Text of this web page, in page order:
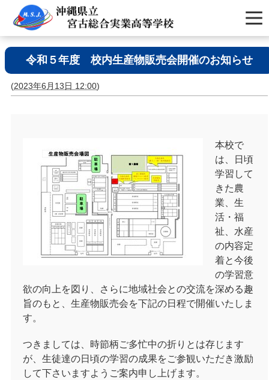
令和５年度 校内生産物販売会開催のお知らせ
(2023年6月13日 12:00)
本校で
は、日頃
学習して
きた農
業、生
活・福
祉、水産
の内容定
着と今後
の学習意
欲の向上を図り、さらに地域社会との交流を深める趣
旨のもと、生産物販売会を下記の日程で開催いたしま
す。
つきましては、時節柄ご多忙中の折りとは存じます
が、生徒達の日頃の学習の成果をご参観いただき激励
して下さいますようご案内申し上げます。